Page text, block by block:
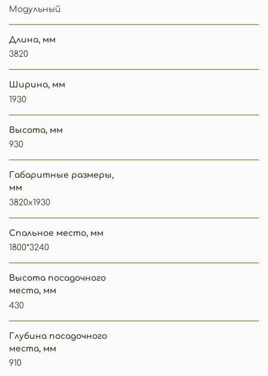
Модульный
Длина, мм
3820
Ширина, мм
1930
Высота, мм
930
Габаритные размеры,
мм
3820х1930
Спальное место, мм
1800*3240
Высота посадочного
места, мм
430
Глубина посадочного
места, мм
910